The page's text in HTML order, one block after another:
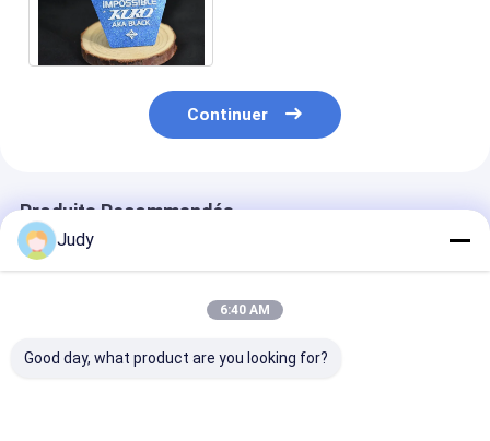
Continuer
Produits Recommandés
Judy
6:40 AM
Good day, what product are you looking for?